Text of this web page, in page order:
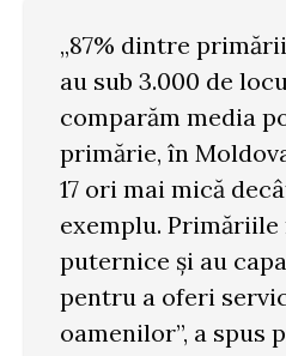
„87% dintre
au sub 3.000 de
comparăm media
primărie, în
17 ori mai mică
exemplu.
puternice și au
pentru a oferi
oamenilor”, a spus